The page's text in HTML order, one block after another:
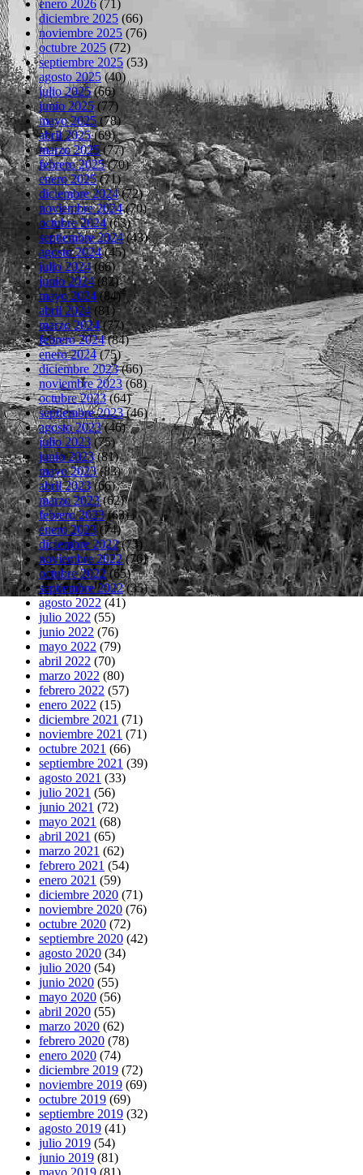
enero 2026 (71)
diciembre 2025 (66)
noviembre 2025 (76)
octubre 2025 (72)
septiembre 2025 (53)
agosto 2025(40)
julio 2025(66)
junio 2025(77)
mayo 2025(78)
abril 2025(69)
marzo 2025(77)
febrero 2025(70)
enero 2025(71)
diciembre 2024(72)
noviembre 2024(70)
octubre 2024(63)
septiembre 2024(43)
agosto 2024(45)
julio 2024(66)
junio 2024(82)
mayo 2024(84)
abril 2024(81)
marzo 2024(77)
febrero 2024(84)
enero 2024(75)
diciembre 2023(66)
noviembre 2023(68)
octubre 2023(64)
septiembre 2023(46)
agosto 2023(46)
julio 2023(75)
junio 2023(81)
mayo 2023(83)
abril 2023(66)
marzo 2023(62)
febrero 2023(63)
enero 2023 (74)
diciembre 2022(73)
noviembre 2022(76)
octubre 2022(65)
septiembre 2022(35)
agosto 2022 (41)
julio 2022 (55)
junio 2022 (76)
mayo 2022 (79)
abril 2022 (70)
marzo 2022 (80)
febrero 2022 (57)
enero 2022 (15)
diciembre 2021 (71)
noviembre 2021 (71)
octubre 2021 (66)
septiembre 2021 (39)
agosto 2021 (33)
julio 2021 (56)
junio 2021 (72)
mayo 2021 (68)
abril 2021 (65)
marzo 2021 (62)
febrero 2021 (54)
enero 2021 (59)
diciembre 2020 (71)
noviembre 2020 (76)
octubre 2020 (72)
septiembre 2020 (42)
agosto 2020 (34)
julio 2020 (54)
junio 2020 (55)
mayo 2020 (56)
abril 2020 (55)
marzo 2020 (62)
febrero 2020 (78)
enero 2020 (74)
diciembre 2019 (72)
noviembre 2019 (69)
octubre 2019 (69)
septiembre 2019 (32)
agosto 2019 (41)
julio 2019 (54)
junio 2019 (81)
mayo 2019 (81)